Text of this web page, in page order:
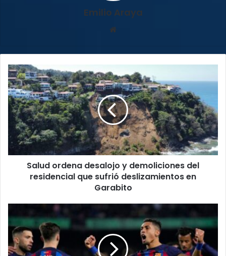
Emilio Araya
Salud
ordena
desalojo
y
demoliciones
del
residencial
que
sufrió
deslizamientos
Salud ordena desalojo y demoliciones del
residencial que sufrió deslizamientos en
Garabito
Barcelona
gana,
gusta,
golea